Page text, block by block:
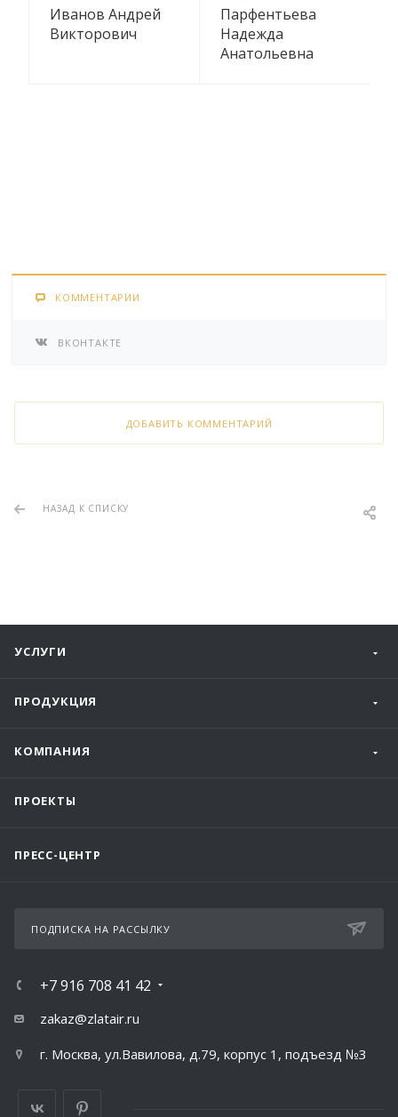
Иванов Андрей
Викторович
Парфентьева
Надежда
Анатольевна
КОММЕНТАРИИ
ВКОНТАКТЕ
ДОБАВИТЬ КОММЕНТАРИЙ
НАЗАД К СПИСКУ
УСЛУГИ
ПРОДУКЦИЯ
КОМПАНИЯ
ПРОЕКТЫ
ПРЕСС-ЦЕНТР
ПОДПИСКА НА РАССЫЛКУ
+7 916 708 41 42
zakaz@zlatair.ru
г. Москва, ул.Вавилова, д.79, корпус 1, подъезд №3